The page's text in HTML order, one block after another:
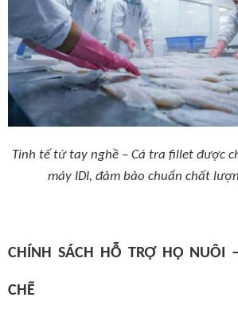
Tinh tế từ tay nghề – Cá tra fillet được
máy IDI, đảm bảo chuẩn chất
CHÍNH SÁCH HỖ TRỢ HỘ NUÔI
CHẼ